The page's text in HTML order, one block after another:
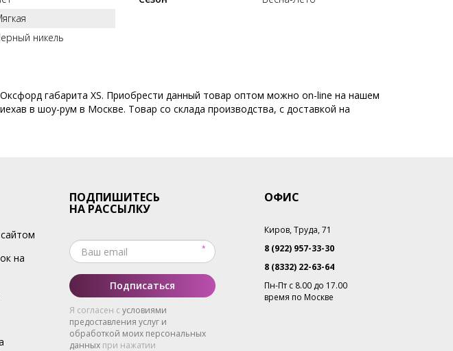
никель
габарита XS. Приобрести данный товар оптом можно on-line на нашем
в шоу-рум в Москве. Товар со склада производства, с доставкой на
на
ПОДПИШИТЕСЬ
НА РАССЫЛКУ
Подписаться
Я согласен с условиями
предоставления услуг и
обработкой моих персональных
данныхпри нажатии
ОФИС
Киров, Труда, 71
8 (922) 957-33-30
8 (8332) 22-63-64
Пн-Пт с 8.00 до 17.00
время по Москве